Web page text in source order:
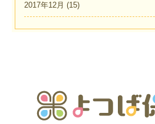
2017年12月 (15)